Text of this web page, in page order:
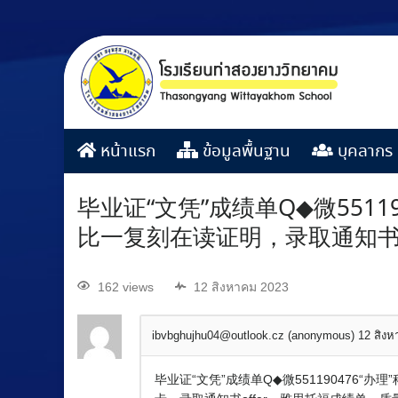
หน้าแรก ข้อมูลพื้นฐาน บุคลากร
毕业证“文凭”成绩单Q◆微
比一复刻在读证明，录取通知
162 views 12 สิงหาคม 2023
ibvbghujhu04@outlook.cz (anonymous) 12 สิง
毕业证“文凭”成绩单Q◆微551190476“办